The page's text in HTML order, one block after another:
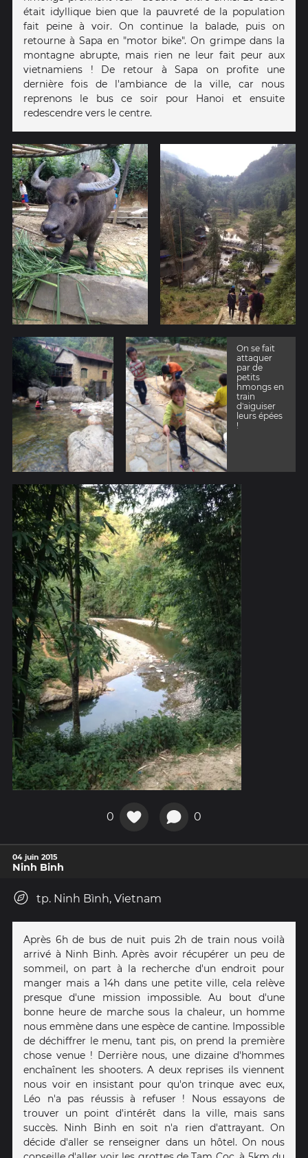
était idyllique bien que la pauvreté de la population
fait peine à voir. On continue la balade, puis on
retourne à Sapa en "motor bike". On grimpe dans la
montagne abrupte, mais rien ne leur fait peur aux
vietnamiens ! De retour à Sapa on profite une
dernière fois de l'ambiance de la ville, car nous
reprenons le bus ce soir pour Hanoi et ensuite
redescendre vers le centre.
On se fait
attaquer
par de
petits
hmongs en
train
d'aiguiser
leurs épées
!
0 0
04 juin 2015
Ninh Binh
tp. Ninh Bình, Vietnam
Après 6h de bus de nuit puis 2h de train nous voilà
arrivé à Ninh Binh. Après avoir récupérer un peu de
sommeil, on part à la recherche d'un endroit pour
manger mais a 14h dans une petite ville, cela relève
presque d'une mission impossible. Au bout d'une
bonne heure de marche sous la chaleur, un homme
nous emmène dans une espèce de cantine. Impossible
de déchiffrer le menu, tant pis, on prend la première
chose venue ! Derrière nous, une dizaine d'hommes
enchaînent les shooters. A deux reprises ils viennent
nous voir en insistant pour qu'on trinque avec eux,
Léo n'a pas réussis à refuser ! Nous essayons de
trouver un point d'intérêt dans la ville, mais sans
succès. Ninh Binh en soit n'a rien d'attrayant. On
décide d'aller se renseigner dans un hôtel. On nous